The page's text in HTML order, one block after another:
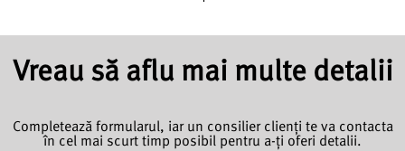
Vreau să aflu mai multe detalii
Completează formularul, iar un consilier clienți te va contacta
în cel mai scurt timp posibil pentru a-ți oferi detalii.